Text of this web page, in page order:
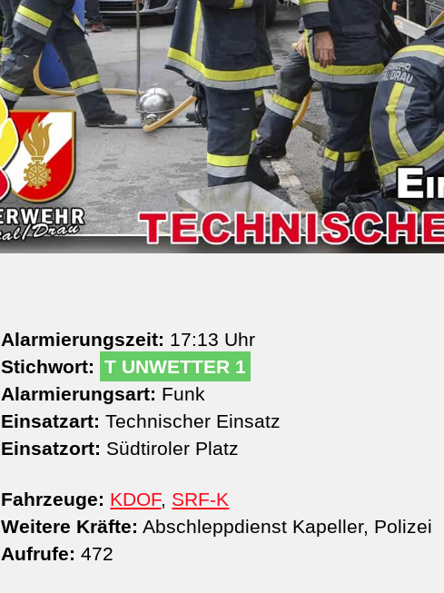
Alarmierungszeit: 17:13 Uhr
Stichwort: T UNWETTER 1
Alarmierungsart: Funk
Einsatzart: Technischer Einsatz
Einsatzort: Südtiroler Platz
Fahrzeuge: KDOF, SRF-K
Weitere Kräfte: Abschleppdienst Kapeller, Polizei
Aufrufe: 472